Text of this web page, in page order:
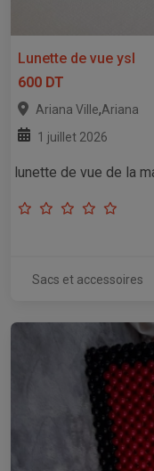
Lunette de vue ysl
600 DT
Ariana Ville,Ariana
1 juillet 2026
lunette de vue de la
Sacs et accessoires